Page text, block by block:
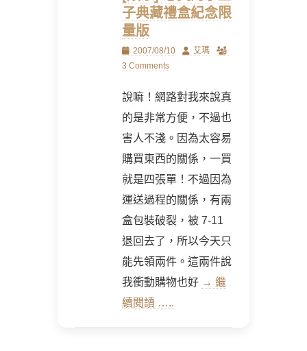
子典藏禮盒紀念限
量版
Posted
on
2007/08/10 Author
艾瑪
3 Comments
說嘛！網路對我來說真
的是非常方便，不過也
害人不淺。因為太容易
購買東西的關係，一買
就是四張單！不過因為
運送過程的關係，有兩
盒包裝破裂，被 7-11
退回去了，所以今天只
能先領兩件。這兩件說
我衝動購物也好 → 繼
續閱讀 …..